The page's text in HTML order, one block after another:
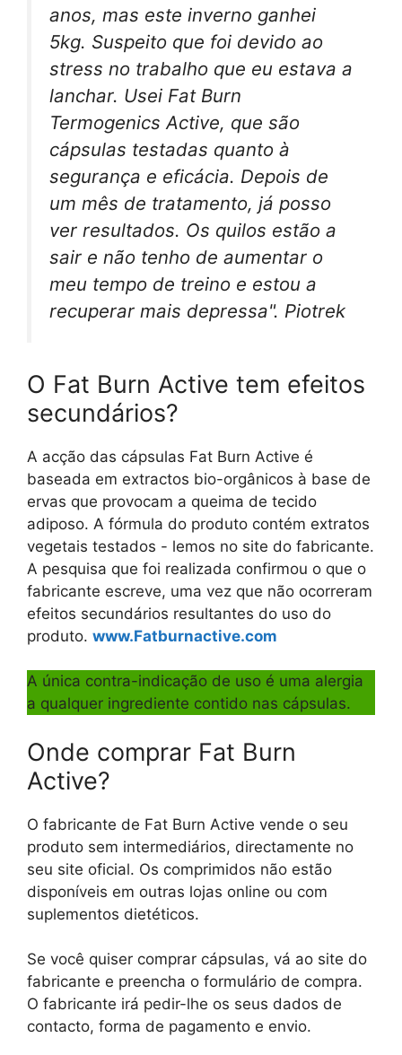
anos, mas este inverno ganhei
5kg. Suspeito que foi devido ao
stress no trabalho que eu estava a
lanchar. Usei Fat Burn
Termogenics Active, que são
cápsulas testadas quanto à
segurança e eficácia. Depois de
um mês de tratamento, já posso
ver resultados. Os quilos estão a
sair e não tenho de aumentar o
meu tempo de treino e estou a
recuperar mais depressa". Piotrek
O Fat Burn Active tem efeitos
secundários?
A acção das cápsulas Fat Burn Active é
baseada em extractos bio-orgânicos à base de
ervas que provocam a queima de tecido
adiposo. A fórmula do produto contém extratos
vegetais testados - lemos no site do fabricante.
A pesquisa que foi realizada confirmou o que o
fabricante escreve, uma vez que não ocorreram
efeitos secundários resultantes do uso do
produto. www.Fatburnactive.com
A única contra-indicação de uso é uma alergia
a qualquer ingrediente contido nas cápsulas.
Onde comprar Fat Burn
Active?
O fabricante de Fat Burn Active vende o seu
produto sem intermediários, directamente no
seu site oficial. Os comprimidos não estão
disponíveis em outras lojas online ou com
suplementos dietéticos.
Se você quiser comprar cápsulas, vá ao site do
fabricante e preencha o formulário de compra.
O fabricante irá pedir-lhe os seus dados de
contacto, forma de pagamento e envio.